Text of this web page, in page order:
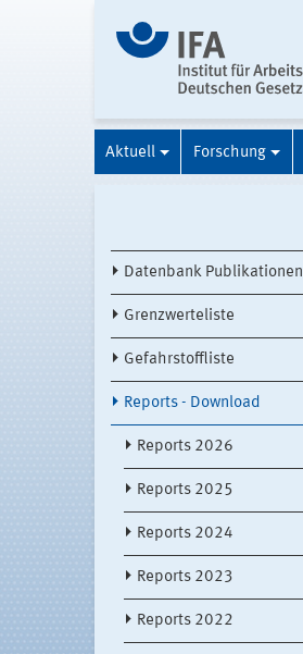
Aktuell Forschung
Datenbank Publikationen
Grenzwerteliste
Gefahrstoffliste
Reports - Download
Reports 2026
Reports 2025
Reports 2024
Reports 2023
Reports 2022